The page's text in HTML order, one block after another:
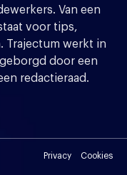
Van een
voor tips,
Trajectum werkt in
door een
redactieraad.
Privacy Cookies